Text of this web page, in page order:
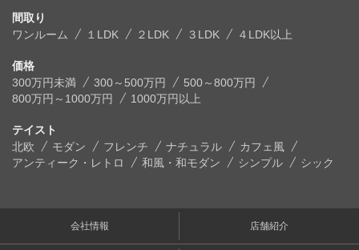
間取り
ワンルーム
１LDK ２LDK ３LDK ４LDK以上
価格
300万円未満
300～500万円
500～800万円
800万円～1000万円
1000万円以上
テイスト
北欧
モダン フレンチ ナチュラル
カフェ風
アンティーク・レトロ
和風・和モダン シンプル シック
会社情報 店舗紹介